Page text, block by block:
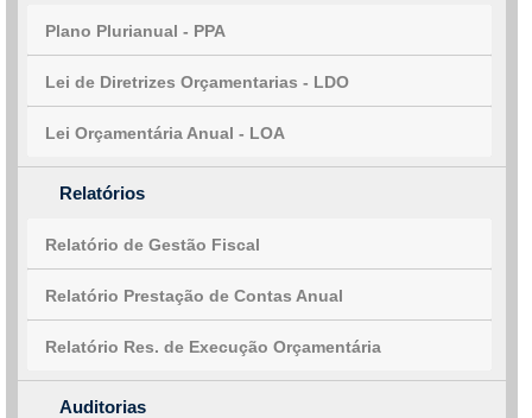
Plano Plurianual - PPA
Lei de Diretrizes Orçamentarias - LDO
Lei Orçamentária Anual - LOA
Relatórios
Relatório de Gestão Fiscal
Relatório Prestação de Contas Anual
Relatório Res. de Execução Orçamentária
Auditorias